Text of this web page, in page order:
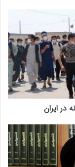
بیانیه شرکت هم‌آوا در این‌باره آمده است: «در سال ۱۳۹۶ مؤسسان و
نخستین و بزرگ‌ترین
آن، کارخانه نوآوری با
تمامی نیازهای کارآفرینان از
سرمایه و ورود به
کارآفرینی تأسیس
مصنوعی، سلامت و
مالی و بیمه، صنعت
کشاورزی نوین،
مشغول به فعالیت بوده
در ایران